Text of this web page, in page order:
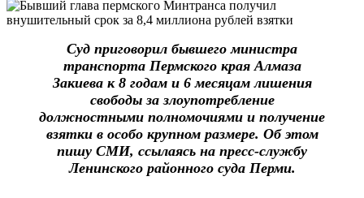
Суд приговорил бывшего министра
транспорта Пермского края Алмаза
Закиева к 8 годам и 6 месяцам лишения
свободы за злоупотребление
должностными полномочиями и получение
взятки в особо крупном размере. Об этом
пишу СМИ, ссылаясь на пресс-службу
Ленинского районного суда Перми.